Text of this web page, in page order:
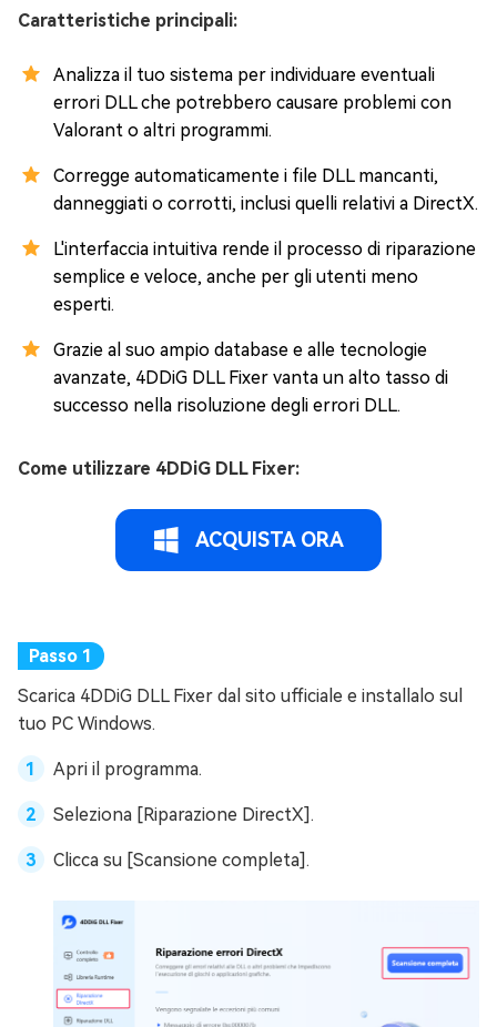
Caratteristiche principali:
Analizza il tuo sistema per individuare eventuali
errori DLL che potrebbero causare problemi con
Valorant o altri programmi.
Corregge automaticamente i file DLL mancanti,
danneggiati o corrotti, inclusi quelli relativi a DirectX.
L'interfaccia intuitiva rende il processo di riparazione
semplice e veloce, anche per gli utenti meno
esperti.
Grazie al suo ampio database e alle tecnologie
avanzate, 4DDiG DLL Fixer vanta un alto tasso di
successo nella risoluzione degli errori DLL.
Come utilizzare 4DDiG DLL Fixer:
ACQUISTA ORA
Scarica 4DDiG DLL Fixer dal sito ufficiale e installalo sul
tuo PC Windows.
Apri il programma.
Seleziona [Riparazione DirectX].
Clicca su [Scansione completa].